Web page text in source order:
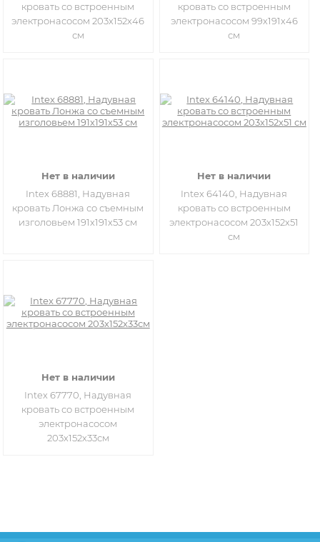
кровать со встроенным
электронасосом 203х152х46
см
кровать со встроенным
электронасосом 99х191х46
см
Нет в наличии
Intex 68881, Надувная
кровать Лонжа со съемным
изголовьем 191х191х53 см
Нет в наличии
Intex 64140, Надувная
кровать со встроенным
электронасосом 203х152х51
см
Нет в наличии
Intex 67770, Надувная
кровать со встроенным
электронасосом
203х152х33см